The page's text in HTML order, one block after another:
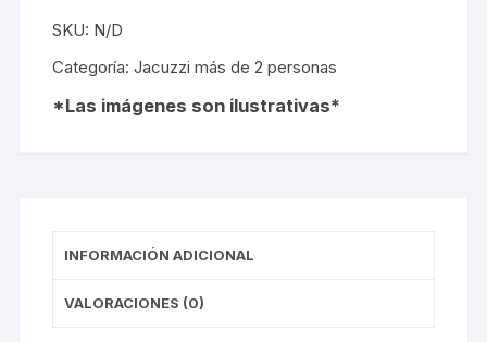
SKU: N/D
Categoría:Jacuzzi más de 2 personas
INFORMACIÓN ADICIONAL
VALORACIONES (0)